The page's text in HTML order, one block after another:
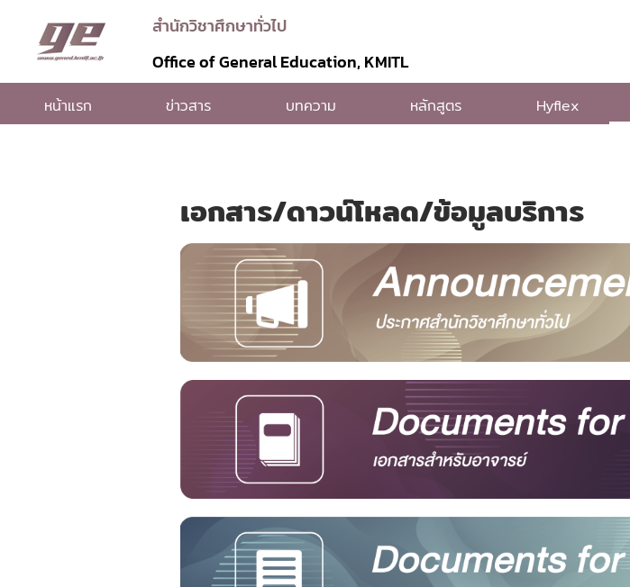
สำนักวิชาศึกษาทั่วไป
Office of General Education, KMITL
หน้าแรก ข่าวสาร บทความ หลักสูตร Hyflex
เอกสาร/ดาวน์โหลด/ข้อมูลบริการ